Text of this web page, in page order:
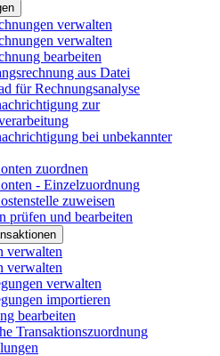
verwalten
verwalten
bearbeiten
aus Datei
für Rechnungsanalyse
zur
bei unbekannter
zuordnen
- Einzelzuordnung
zuweisen
prüfen und bearbeiten
verwalten
verwalten
verwalten
importieren
bearbeiten
Transaktionszuordnung